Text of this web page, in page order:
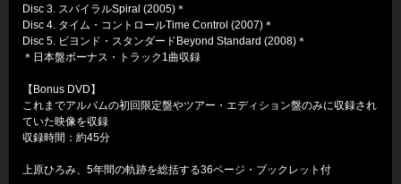
Disc 3. スパイラルSpiral (2005)＊
Disc 4. タイム・コントロールTime Control (2007)＊
Disc 5. ビヨンド・スタンダードBeyond Standard (2008)＊
＊日本盤ボーナス・トラック1曲収録
【Bonus DVD】
これまでアルバムの初回限定盤やツアー・エディション盤のみに収録され
ていた映像を収録
収録時間：約45分
上原ひろみ、5年間の軌跡を総括する36ページ・ブックレット付